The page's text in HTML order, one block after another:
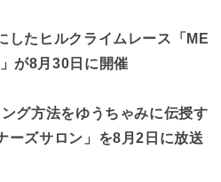
したヒルクライムレース「ME
が8月30日に開催
グ方法をゆうちゃみに伝授す
ーズサロン」を8月2日に放送